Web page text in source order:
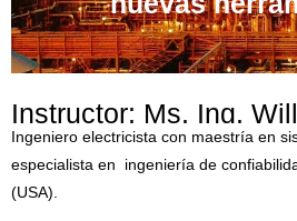
Instructor: Ms. Ing.
Ingeniero electricista con maestría en
especialista en ingeniería de
(USA).